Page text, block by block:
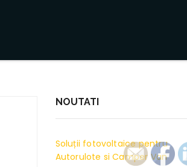
NOUTATI
Soluții fotovoltaice pentru
Autorulote si Camper Van